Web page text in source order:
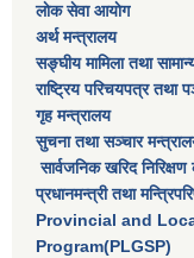
लाेक सेवा आयाेग
अर्थ मन्त्रालय
सङ्घीय मामिला तथा
राष्‍ट्रिय परिचयपत्र तथा
गृह मन्त्रालय
सुचना तथा सञ्चार
सार्वजनिक खरिद निरिक्षण
प्रधानमन्त्री तथा
Provincial and
Program(PLGSP)